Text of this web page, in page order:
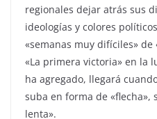
regionales dejar atrás sus
ideologías y colores
«semanas muy difíciles» de
«La primera victoria» en la
ha agregado, llegará
suba en forma de «flecha»,
lenta».